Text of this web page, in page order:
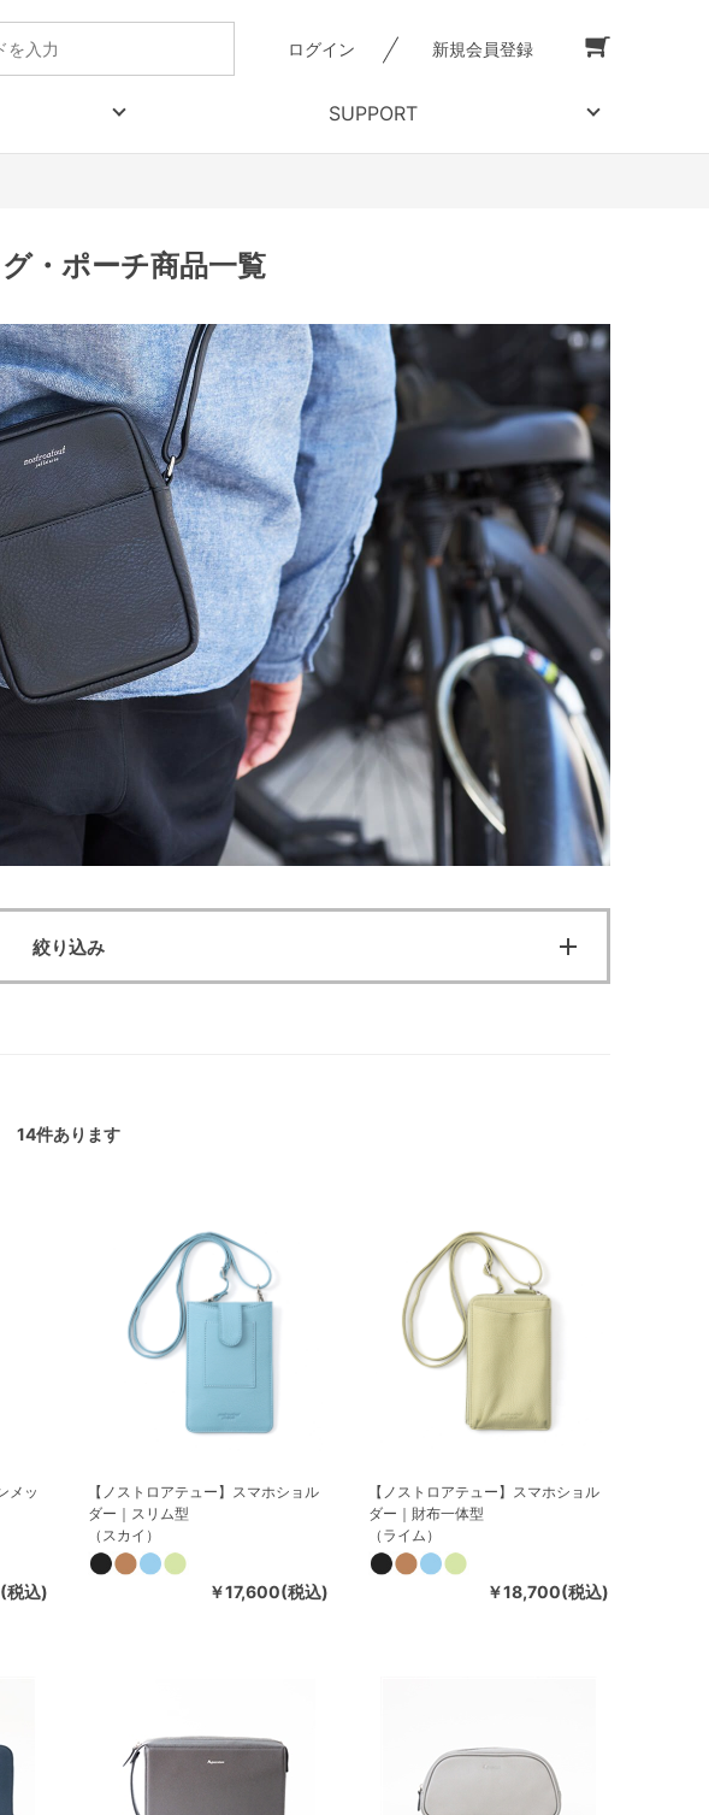
ログイン 新規会員登録
SUPPORT
・ポーチ商品一覧
絞り込み
14件あります
メッ
税込)
【ノストロアテュー】スマホショル
ダー｜スリム型
（スカイ）
￥17,600(税込)
【ノストロアテュー】スマホショル
ダー｜財布一体型
（ライム）
￥18,700(税込)